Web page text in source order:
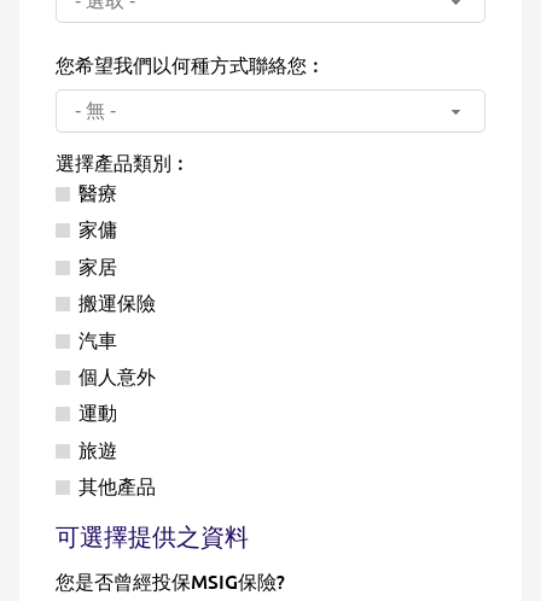
您希望我們以何種方式聯絡您︰
- 無 -
選擇產品類別︰
醫療
家傭
家居
搬運保險
汽車
個人意外
運動
旅遊
其他產品
可選擇提供之資料
您是否曾經投保MSIG保險?